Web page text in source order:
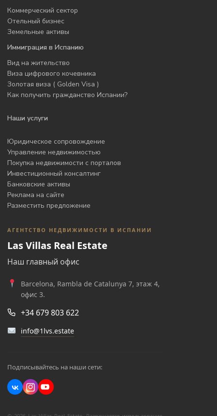
Коммерческий сектор
Отельный бизнес
Земельные активы
Иммиграция в Испанию
Вид на жительство
Виза цифрового кочевника
Золотая виза ( Golden Visa )
Как получить гражданство Испании?
Наши услуги
Юридическое сопровождение
Управление недвижимостью
Покупка недвижимости с порталов
Инвестиционный консалтинг
Банковские активы
Реклама на сайте
Разместить предложение
АГЕНТСТВО НЕДВИЖИМОСТИ В ИСПАНИИ
Las Villas Real Estate
Наш главный офис
Barcelona, Rambla de Catalunya 7, этаж 4,
офис 3.
+34 679 803 622
info@1lvs.estate
Подписывайтесь на наши сети: